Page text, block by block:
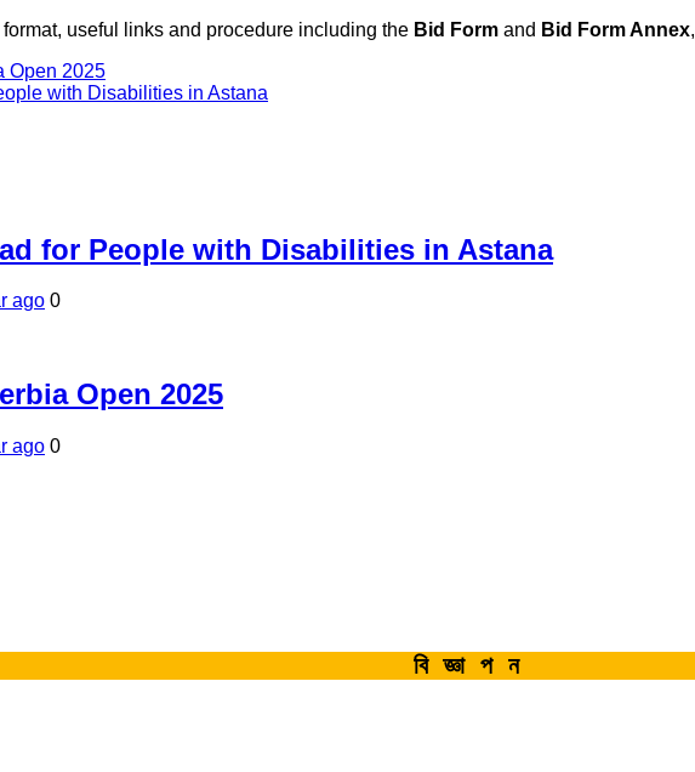
useful links and procedure including the Bid Form and Bid Form Annex,
Open 2025
with Disabilities in Astana
for People with Disabilities in Astana
ago 0
Open 2025
ago 0
বিজ্ঞাপন